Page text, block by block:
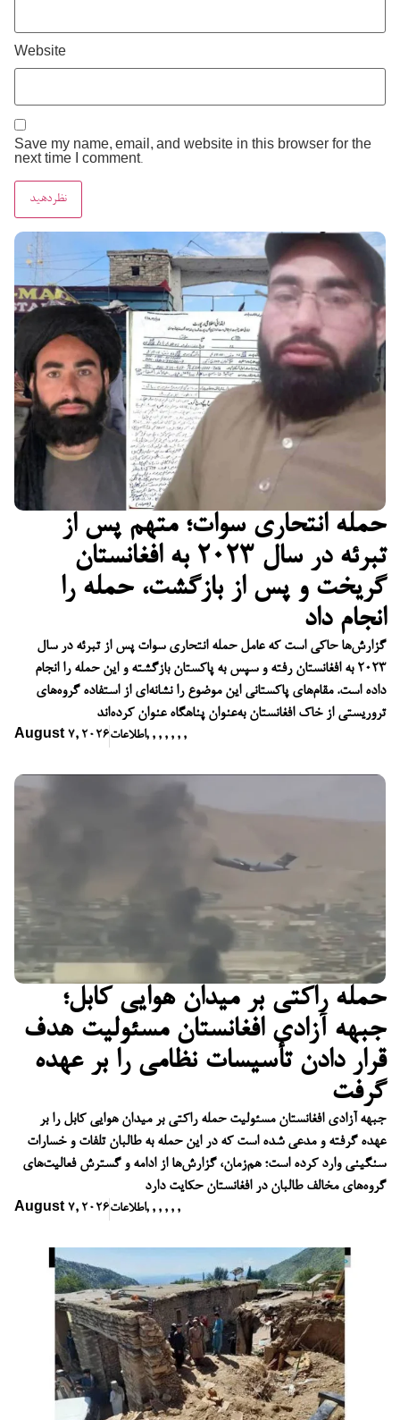
حمله انتحاری سوات؛ متهم پس از
تبرئه در سال ۲۰۲۳ به افغانستان
گریخت و پس از بازگشت، حمله را
انجام داد
گزارش‌ها حاکی است که عامل حمله انتحاری سوات پس از تبرئه در سال
۲۰۲۳ به افغانستان رفته و سپس به پاکستان بازگشته و این حمله را انجام
داده است. مقام‌های پاکستانی این موضوع را نشانه‌ای از استفاده گروه‌های
تروریستی از خاک افغانستان به‌عنوان پناهگاه عنوان کرده‌اند
August 7, 2026اطلاعات, , , , , , ,
حمله راکتی بر میدان هوایی کابل؛
جبهه آزادی افغانستان مسئولیت هدف
قرار دادن تأسیسات نظامی را بر عهده
گرفت
جبهه آزادی افغانستان مسئولیت حمله راکتی بر میدان هوایی کابل را بر
عهده گرفته و مدعی شده است که در این حمله به طالبان تلفات و خسارات
سنگینی وارد کرده است؛ هم‌زمان، گزارش‌ها از ادامه و گسترش فعالیت‌های
گروه‌های مخالف طالبان در افغانستان حکایت دارد
August 7, 2026اطلاعات, , , , , ,
Website
Save my name, email, and website in this browser for the
next time I comment.